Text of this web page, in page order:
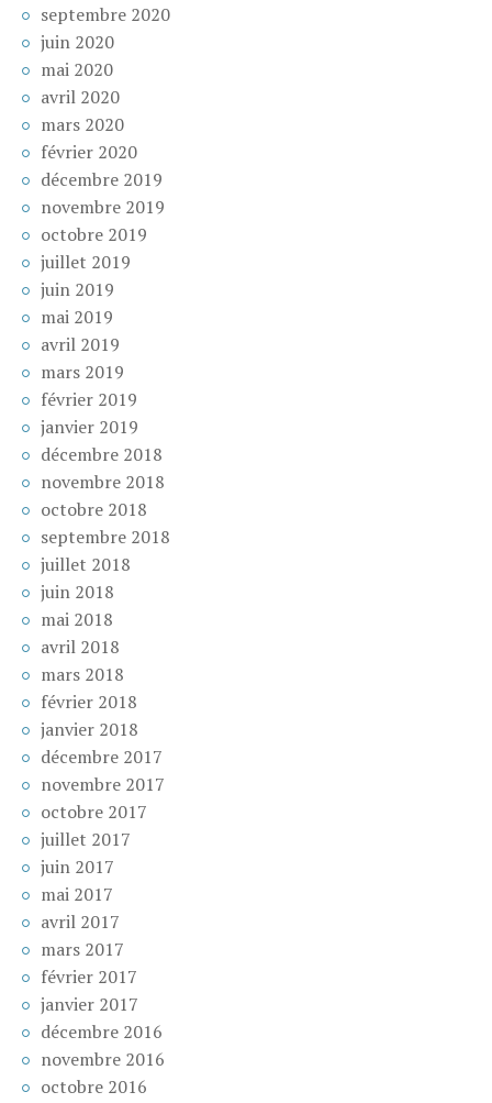
septembre 2020
juin 2020
mai 2020
avril 2020
mars 2020
février 2020
décembre 2019
novembre 2019
octobre 2019
juillet 2019
juin 2019
mai 2019
avril 2019
mars 2019
février 2019
janvier 2019
décembre 2018
novembre 2018
octobre 2018
septembre 2018
juillet 2018
juin 2018
mai 2018
avril 2018
mars 2018
février 2018
janvier 2018
décembre 2017
novembre 2017
octobre 2017
juillet 2017
juin 2017
mai 2017
avril 2017
mars 2017
février 2017
janvier 2017
décembre 2016
novembre 2016
octobre 2016